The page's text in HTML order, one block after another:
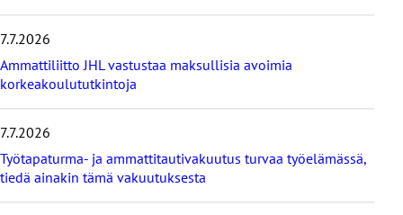
ä
t
u
u
t
i
e
t
7.7.2026
Ammattiliitto JHL vastustaa maksullisia avoimia
korkeakoulututkintoja
7.7.2026
Työtapaturma- ja ammattitautivakuutus turvaa työelämässä,
tiedä ainakin tämä vakuutuksesta